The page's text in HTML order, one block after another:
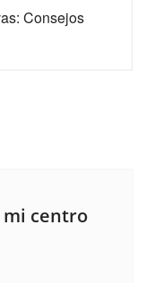
Consejos
mi centro